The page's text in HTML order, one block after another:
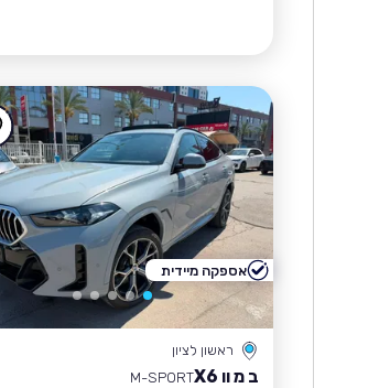
ראשון לציון
ב מ וו X6
M-SPORT
אספקה מיידית